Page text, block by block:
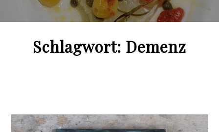
Schlagwort: Demenz